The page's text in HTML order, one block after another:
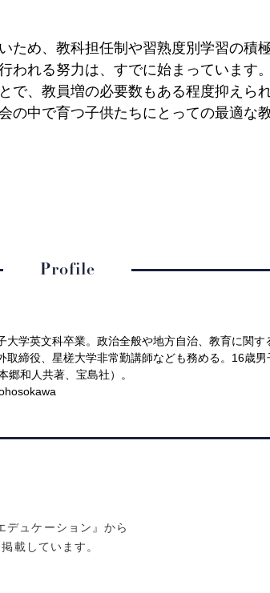
め、教科担任制や習熟度別学習の積極
われる努力は、すでに始まっています
で、教員増の必要数もある程度抑えら
の中で育つ子供たちにとっての最適な
Profile
大学英文科卒業。政治全般や地方自治、教育に関
締役、星槎大学非常勤講師なども務める。16歳男
郷和人共著、宝島社）。
デュケーション』から
載しています。